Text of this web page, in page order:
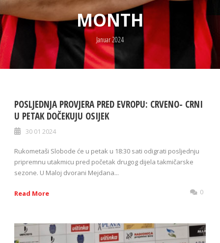
MONTH
Januar 2024
POSLJEDNJA PROVJERA PRED EVROPU: CRVENO- CRNI
U PETAK DOČEKUJU OSIJEK
30 01 2024
Rukometaši Slobode će u petak u 18:30 sati odigrati posljednju
pripremnu utakmicu pred početak drugog dijela takmičarske
sezone. U Maloj dvorani Mejdana...
Read More 0